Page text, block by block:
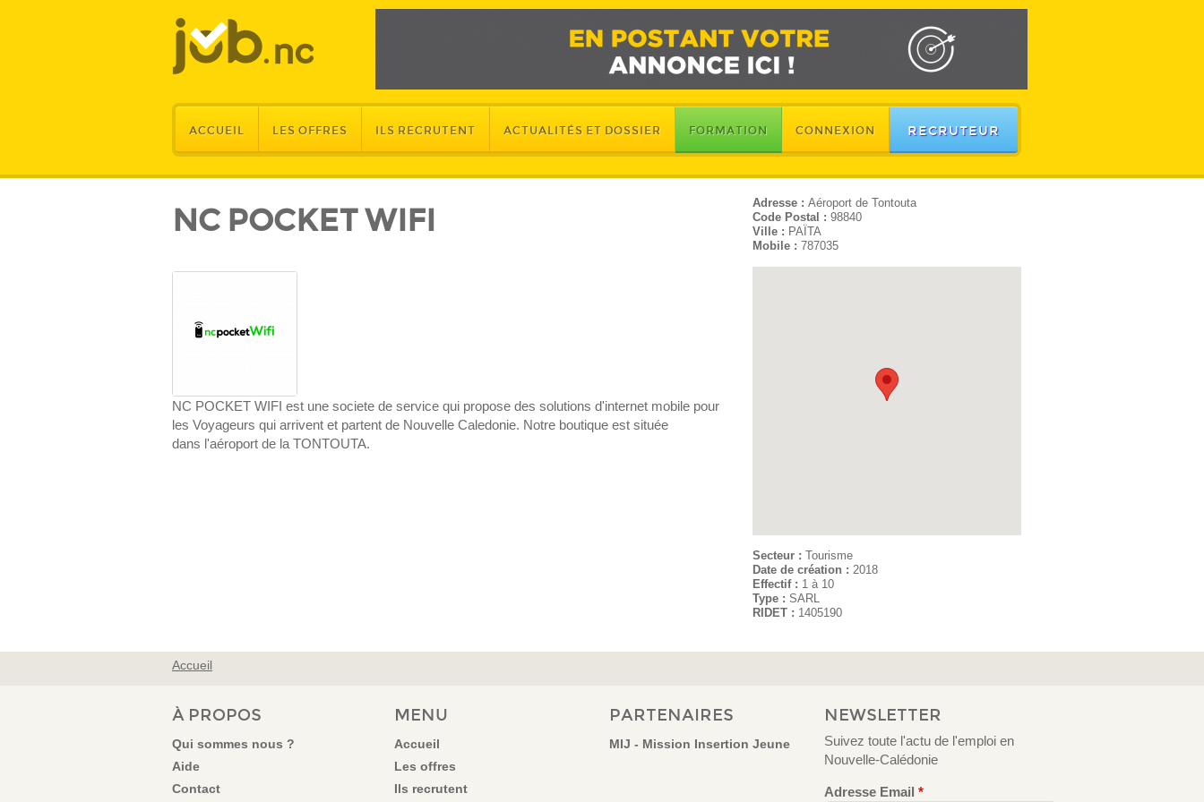
ACCUEIL LES OFFRES ILS RECRUTENT ACTUALITÉS ET DOSSIER FORMATION CONNEXION RECRUTEUR
NC POCKET WIFI
NC POCKET WIFI est une societe de service qui propose des solutions d'internet mobile pour
les Voyageurs qui arrivent et partent de Nouvelle Caledonie. Notre boutique est située
dans l'aéroport de la TONTOUTA.
Adresse : Aéroport de Tontouta
Code Postal : 98840
Ville : PAÏTA
Mobile : 787035
Secteur : Tourisme
Date de création : 2018
Effectif : 1 à 10
Type : SARL
RIDET : 1405190
VOUS ÊTES ICI
Accueil
À PROPOS
Qui sommes nous ?
Aide
Contact
MENU
Accueil
Les offres
Ils recrutent
PARTENAIRES
MIJ - Mission Insertion Jeune
NEWSLETTER
Suivez toute l'actu de l'emploi en
Nouvelle-Calédonie
Adresse Email *